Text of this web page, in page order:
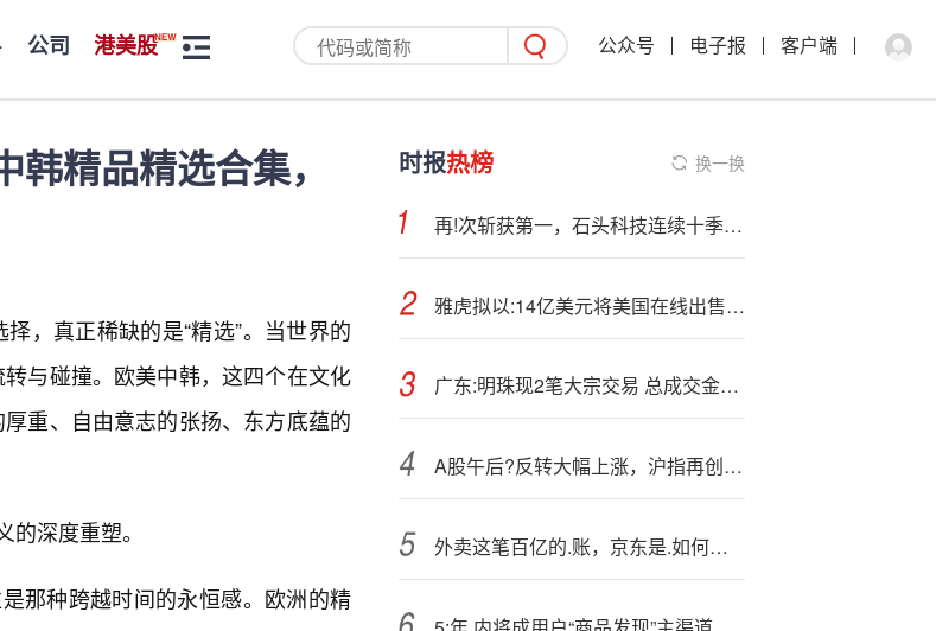
公司 港美股 公众号 电子报 客户端
精品精选合集，
，真正稀缺的是“精选”。当世界的
与碰撞。欧美中韩，这四个在文化
重、自由意志的张扬、东方底蕴的
深度重塑。
那种跨越时间的永恒感。欧洲的精
时报热榜 换一换
再!次斩获第一，石头科技连续十季度蝉联全球扫地机器人销额冠军
雅虎拟以:14亿美元将美国在线出售给意大利公司Bending Spoons
广东:明珠现2笔大宗交易 总成交金额1.40亿元
A股午后?反转大幅上涨，沪指再创阶段性新高：半导体产业链午后强势爆发
外卖这笔百亿的.账，京东是.如何想的？